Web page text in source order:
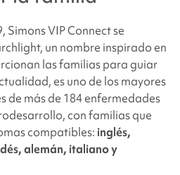
Simons VIP Connect se
, un nombre inspirado en
las familias para guiar
es uno de los mayores
de más de 184 enfermedades
con familias que
compatibles: inglés,
alemán, italiano y